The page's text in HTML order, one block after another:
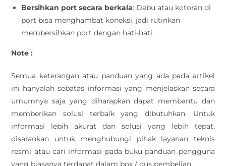
Bersihkan port secara berkala: Debu atau kotoran di
port bisa menghambat koneksi, jadi rutinkan
membersihkan port dengan hati-hati.
Note :
Semua keterangan atau panduan yang ada pada artikel
ini hanyalah sebatas informasi yang menjelaskan secara
umumnya saja yang diharapkan dapat membantu dan
memberikan solusi terbaik yang dibutuhkan. Untuk
informasi lebih akurat dan solusi yang lebih tepat,
disarankan untuk menghubungi pihak layanan teknis
resmi atau cari informasi pada buku panduan pengguna
yang biasanya terdapat dalam box / dus pembelian.